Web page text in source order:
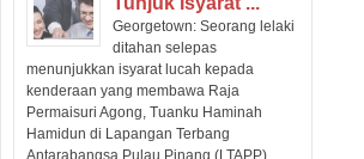
Georgetown: Seorang lelaki
ditahan selepas
menunjukkan isyarat lucah kepada
kenderaan yang membawa Raja
Permaisuri Agong, Tuanku Haminah
Hamidun di Lapangan Terbang
Antarabangsa Pulau Pinang (LTAPP),